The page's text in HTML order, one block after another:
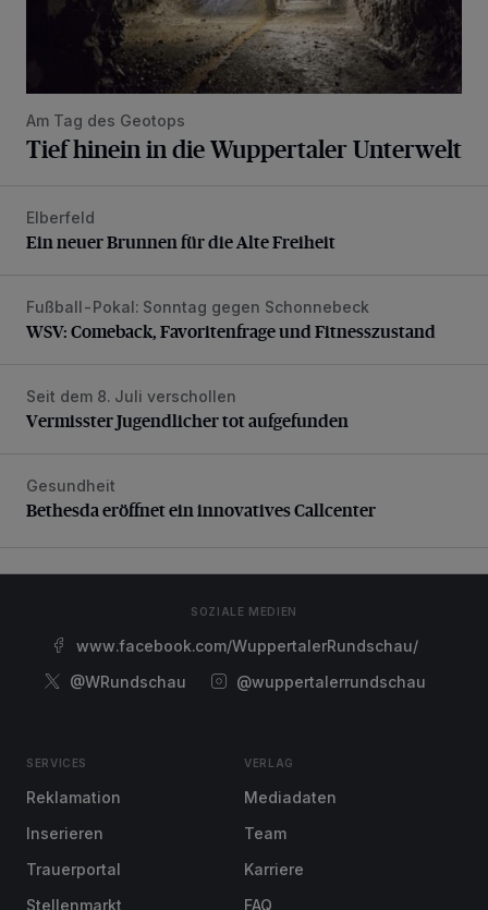
Am Tag des Geotops
Tief hinein in die Wuppertaler Unterwelt
Ein neuer Brunnen für die Alte Freiheit
Elberfeld
Ein neuer Brunnen für die Alte Freiheit
WSV: Comeback, Favoritenfrage und Fitnesszustand
Fußball-Pokal: Sonntag gegen Schonnebeck
WSV: Comeback, Favoritenfrage und Fitnesszustand
Vermisster Jugendlicher tot aufgefunden
Seit dem 8. Juli verschollen
Vermisster Jugendlicher tot aufgefunden
Bethesda eröffnet ein innovatives Callcenter
Gesundheit
Bethesda eröffnet ein innovatives Callcenter
SOZIALE MEDIEN
www.facebook.com/WuppertalerRundschau/
@WRundschau
@wuppertalerrundschau
SERVICES
Reklamation
Inserieren
Trauerportal
Stellenmarkt
VERLAG
Mediadaten
Team
Karriere
FAQ